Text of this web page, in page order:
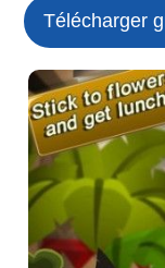
Télécharger